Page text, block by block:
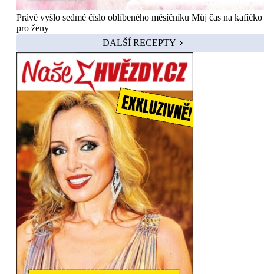
Právě vyšlo sedmé číslo oblíbeného měsíčníku Můj čas na kafíčko
pro ženy
DALŠÍ RECEPTY